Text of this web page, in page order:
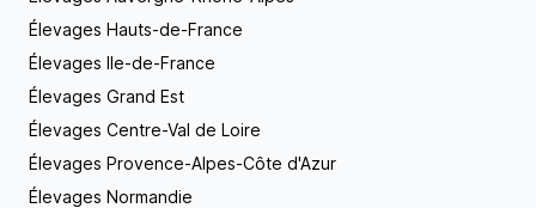
Élevages Hauts-de-France
Élevages Ile-de-France
Élevages Grand Est
Élevages Centre-Val de Loire
Élevages Provence-Alpes-Côte d'Azur
Élevages Normandie